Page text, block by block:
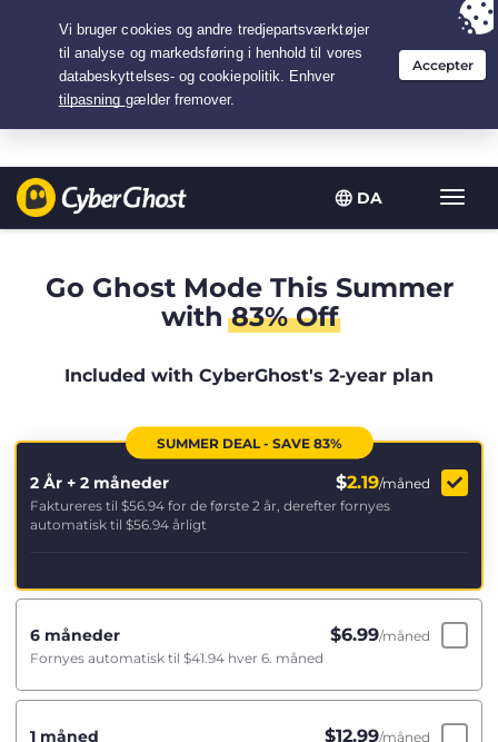
DA
Slå
Your choice:The Best Dealfor 2.1666666666667-years at $
/month
Go Ghost Mode This Summer
with83% Off
Included with CyberGhost's 2-year plan
SUMMER DEAL - SAVE 83%
2 År + 2 måneder $2.19/måned
Faktureres til $56.94 for de første 2 år, derefter fornyes
automatisk til $56.94 årligt
6 måneder $6.99/måned
Fornyes automatisk til $41.94 hver 6. måned
1 måned $12.99/måned